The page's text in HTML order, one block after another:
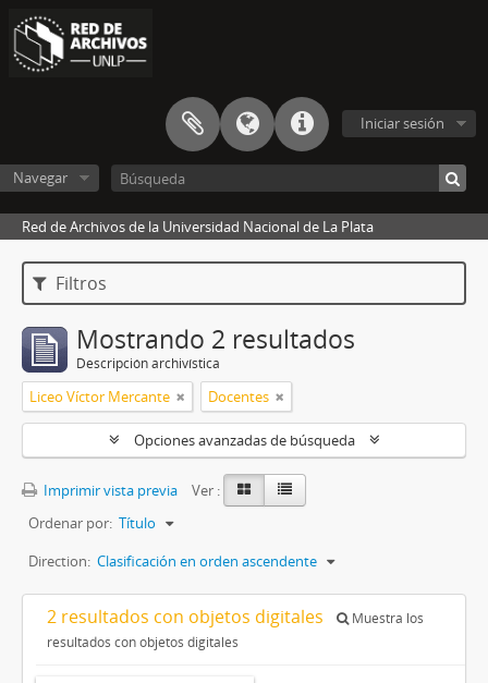
Iniciar sesión
Navegar
Red de Archivos de la Universidad Nacional de La Plata
Filtros
Mostrando 2 resultados
Descripción archivística
Liceo Víctor Mercante Docentes
Opciones avanzadas de búsqueda
Imprimir vista previa
Ver :
Ordenar por: Título
Direction: Clasificación en orden ascendente
2 resultados con objetos digitales
Muestra los
resultados con objetos digitales